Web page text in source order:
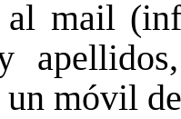
mail
móvil